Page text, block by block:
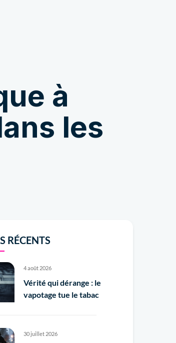
à
les
RÉCENTS
4 août 2026
Vérité qui dérange : le
vapotage tue le tabac
30 juillet 2026